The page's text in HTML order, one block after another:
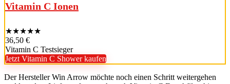
Vitamin C Ionen
★★★★★
36,50 €
Vitamin C Testsieger
Jetzt Vitamin C Shower kaufen
Der Hersteller Win Arrow möchte noch einen Schritt weitergehen